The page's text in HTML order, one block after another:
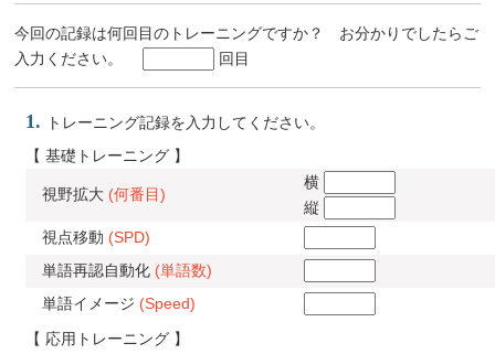
今回の記録は何回目のトレーニングですか？ お分かりでしたらご
入力ください。
回目
1. トレーニング記録を入力してください。
【 基礎トレーニング 】
視野拡大 (何番目)
横
縦
視点移動 (SPD)
単語再認自動化 (単語数)
単語イメージ (Speed)
【 応用トレーニング 】